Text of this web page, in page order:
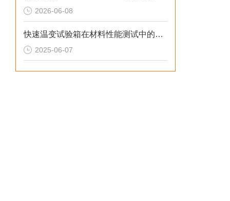
2026-06-08
快速温变试验箱在材料性能测试中的重要作用
2025-06-07